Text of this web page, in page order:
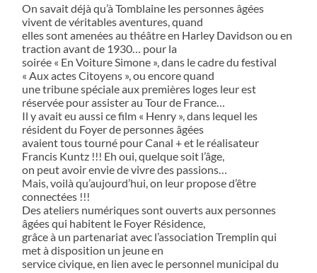
On savait déjà qu’à Tomblaine les personnes âgées
vivent de véritables aventures, quand
elles sont amenées au théâtre en Harley Davidson ou en
traction avant de 1930… pour la
soirée « En Voiture Simone », dans le cadre du festival
« Aux actes Citoyens », ou encore quand
une tribune spéciale aux premières loges leur est
réservée pour assister au Tour de France…
Il y avait eu aussi ce film « Henry », dans lequel les
résident du Foyer de personnes âgées
avaient tous tourné pour Canal + et le réalisateur
Francis Kuntz !!! Eh oui, quelque soit l’âge,
on peut avoir envie de vivre des passions…
Mais, voilà qu’aujourd’hui, on leur propose d’être
connectées !!!
Des ateliers numériques sont ouverts aux personnes
âgées qui habitent le Foyer Résidence,
grâce à un partenariat avec l’association Tremplin qui
met à disposition un jeune en
service civique, en lien avec le personnel municipal du